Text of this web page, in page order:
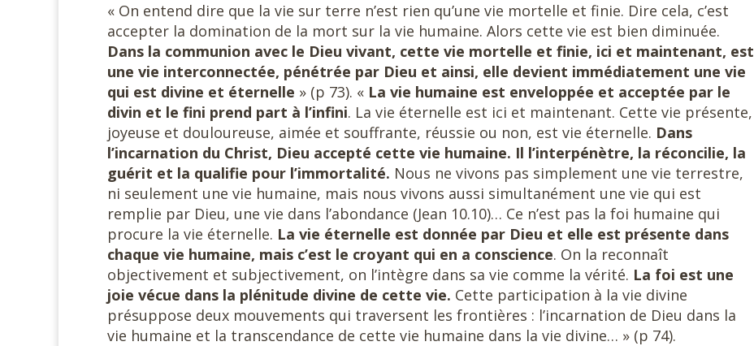
« On entend dire que la vie sur terre n’est rien qu’une vie mortelle et finie. Dire cela, c’est
accepter la domination de la mort sur la vie humaine. Alors cette vie est bien diminuée.
Dans la communion avec le Dieu vivant, cette vie mortelle et finie, ici et maintenant, est
une vie interconnectée, pénétrée par Dieu et ainsi, elle devient immédiatement une vie
qui est divine et éternelle » (p 73). « La vie humaine est enveloppée et acceptée par le
divin et le fini prend part à l’infini. La vie éternelle est ici et maintenant. Cette vie présente,
joyeuse et douloureuse, aimée et souffrante, réussie ou non, est vie éternelle. Dans
l’incarnation du Christ, Dieu accepté cette vie humaine. Il l’interpénètre, la réconcilie, la
guérit et la qualifie pour l’immortalité. Nous ne vivons pas simplement une vie terrestre,
ni seulement une vie humaine, mais nous vivons aussi simultanément une vie qui est
remplie par Dieu, une vie dans l’abondance (Jean 10.10)… Ce n’est pas la foi humaine qui
procure la vie éternelle. La vie éternelle est donnée par Dieu et elle est présente dans
chaque vie humaine, mais c’est le croyant qui en a conscience. On la reconnaît
objectivement et subjectivement, on l’intègre dans sa vie comme la vérité. La foi est une
joie vécue dans la plénitude divine de cette vie. Cette participation à la vie divine
présuppose deux mouvements qui traversent les frontières : l’incarnation de Dieu dans la
vie humaine et la transcendance de cette vie humaine dans la vie divine… » (p 74).